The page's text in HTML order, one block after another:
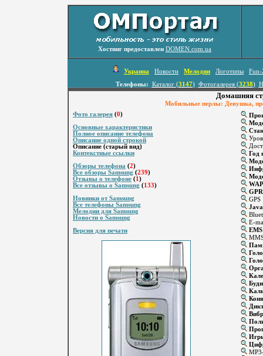
Хостинг предоставлен DOMEN.com.ua
Украина Новости Мелодии Логотипы
Fun-
Телефоны:
Каталог (3147) Фотогалерея (3238)
Домашняя
Мобильные перлы: Девушка,
Фото галерея (0)
Основные характеристики
Полное описание телефона
Описание одной строкой
Описание (старый вид)
Контекстные ссылки
Обзоры телефона (2)
Все обзоры Samsung (239)
Отзывы о телефоне (1 )
Все отзывы о Samsung (133)
Новинки от Samsung
Все телефоны Samsung
Мелодии для Samsung
Новости о Samsung
Версия для печати
Год
WAP
GPS
Java
E-
EMS
MP3-